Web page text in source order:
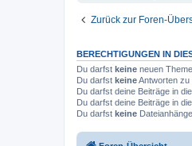
Zurück zur Foren-
BERECHTIGUNGEN IN
Du darfst keine neuen
Du darfst keineAntworten zu
Du darfst deine Beiträge in
Du darfst deine Beiträge in
Du darfst keine